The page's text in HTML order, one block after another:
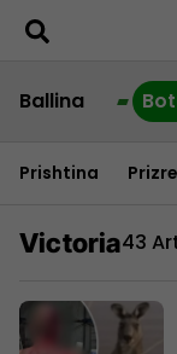
Ballina
Prishtina
Victoria43